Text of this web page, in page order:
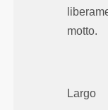
motto.
Largo